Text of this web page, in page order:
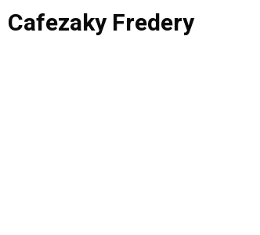
Saltar
Cafezaky Fredery